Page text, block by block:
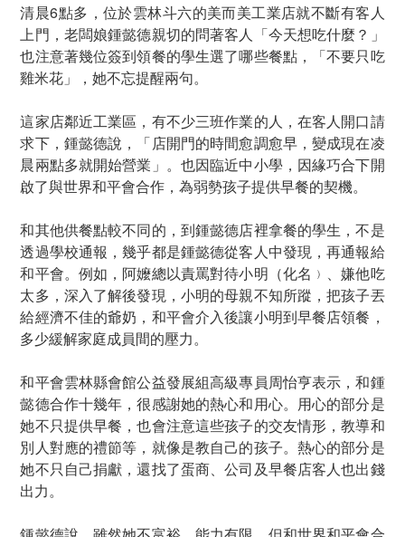
清晨6點多，位於雲林斗六的美而美工業店就不斷有客人
上門，老闆娘鍾懿德親切的問著客人「今天想吃什麼？」
也注意著幾位簽到領餐的學生選了哪些餐點，「不要只吃
雞米花」，她不忘提醒兩句。
這家店鄰近工業區，有不少三班作業的人，在客人開口請
求下，鍾懿德說，「店開門的時間愈調愈早，變成現在凌
晨兩點多就開始營業」。也因臨近中小學，因緣巧合下開
啟了與世界和平會合作，為弱勢孩子提供早餐的契機。
和其他供餐點較不同的，到鍾懿德店裡拿餐的學生，不是
透過學校通報，幾乎都是鍾懿德從客人中發現，再通報給
和平會。例如，阿嬤總以責罵對待小明（化名﹚、嫌他吃
太多，深入了解後發現，小明的母親不知所蹤，把孩子丟
給經濟不佳的爺奶，和平會介入後讓小明到早餐店領餐，
多少緩解家庭成員間的壓力。
和平會雲林縣會館公益發展組高級專員周怡亨表示，和鍾
懿德合作十幾年，很感謝她的熱心和用心。用心的部分是
她不只提供早餐，也會注意這些孩子的交友情形，教導和
別人對應的禮節等，就像是教自己的孩子。熱心的部分是
她不只自己捐獻，還找了蛋商、公司及早餐店客人也出錢
出力。